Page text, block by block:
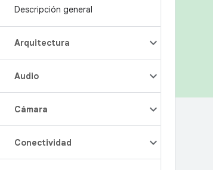
Descripción general
Arquitectura
Audio
Cámara
Conectividad